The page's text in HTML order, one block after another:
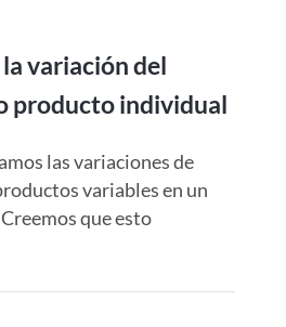
variación del
producto individual
las variaciones de
variables en un
que esto